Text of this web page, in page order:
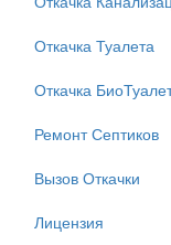
Откачка Туалета
Откачка
Ремонт Септиков
Вызов Откачки
Лицензия